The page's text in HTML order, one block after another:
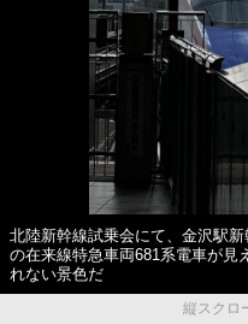
北陸新幹線試乗会にて、金沢駅
の在来線特急車両681系電車が見
れない景色だ
縦スクロ